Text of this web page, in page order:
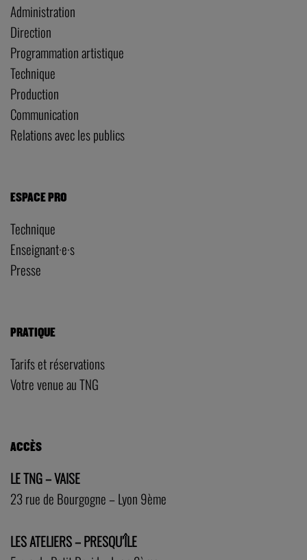
Administration
Direction
Programmation artistique
Technique
Production
Communication
Relations avec les publics
ESPACE PRO
Technique
Enseignant·e·s
Presse
PRATIQUE
Tarifs et réservations
Votre venue au TNG
ACCÈS
LE TNG – VAISE
23 rue de Bourgogne – Lyon 9ème
LES ATELIERS – PRESQU’ÎLE